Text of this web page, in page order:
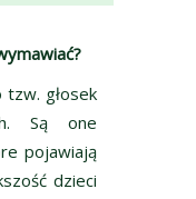
tzw. głosek
Są one
pojawiają
dzieci